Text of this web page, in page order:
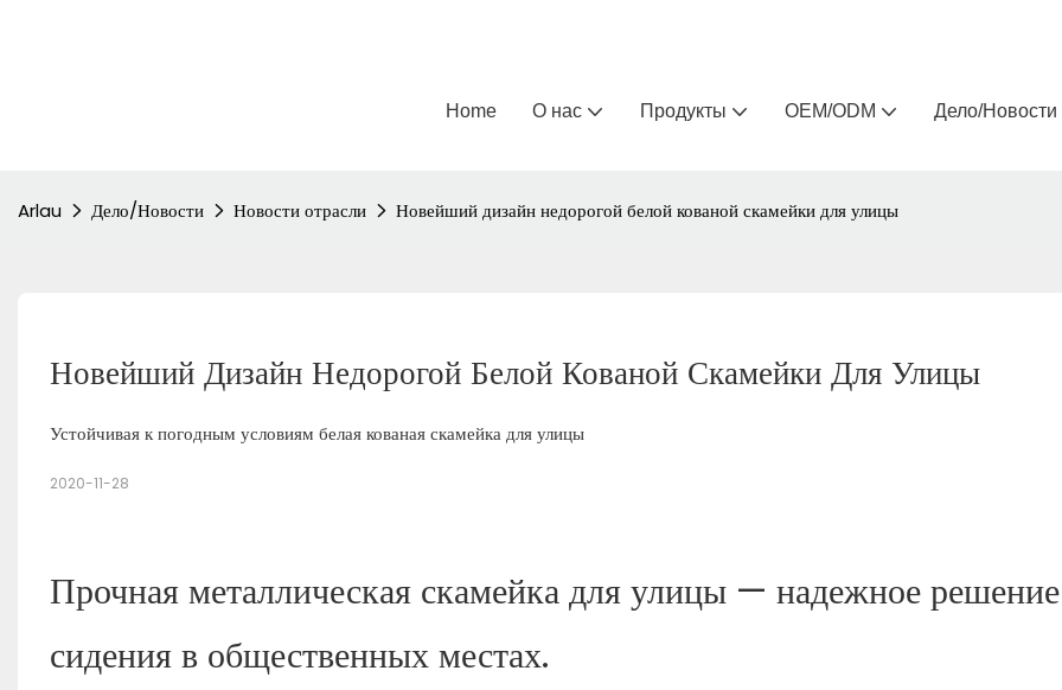
Home О нас Продукты OEM/ODM Дело/Новости
Arlau Дело/Новости Новости отрасли Новейший дизайн недорогой белой кованой скамейки для улицы
Новейший Дизайн Недорогой Белой Кованой Скамейки Для Улицы
Устойчивая к погодным условиям белая кованая скамейка для улицы
2020-11-28
Прочная металлическая скамейка для улицы — надежное
сидения в общественных местах.